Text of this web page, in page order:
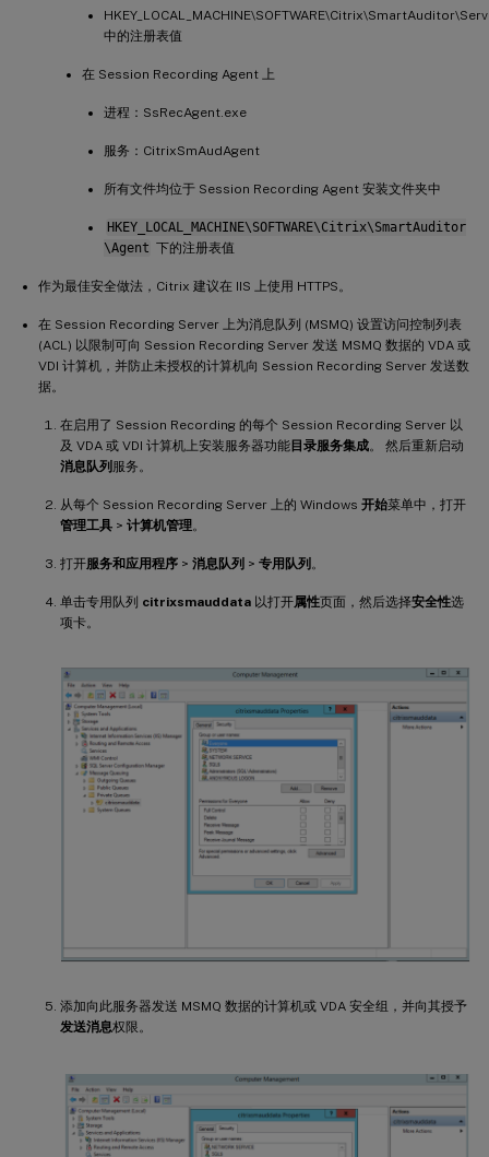
中的注册表值
在 Session Recording Agent 上
进程：SsRecAgent.exe
服务：CitrixSmAudAgent
所有文件均位于 Session Recording Agent 安装文件夹中
HKEY_LOCAL_MACHINE\SOFTWARE\Citrix\SmartAuditor
\Agent 下的注册表值
作为最佳安全做法，Citrix 建议在 IIS 上使用 HTTPS。
在 Session Recording Server 上为消息队列 (MSMQ) 设置访问控制列表
(ACL) 以限制可向 Session Recording Server 发送 MSMQ 数据的 VDA 或
VDI 计算机，并防止未授权的计算机向 Session Recording Server 发送数
据。
在启用了 Session Recording 的每个 Session Recording Server 以
及 VDA 或 VDI 计算机上安装服务器功能目录服务集成。 然后重新启动
消息队列 服务。
从每个 Session Recording Server 上的 Windows 开始菜单中，打开
管理工具 > 计算机管理。
打开服务和应用程序 > 消息队列 > 专用队列 。
单击专用队列 citrixsmauddata 以打开属性页面，然后选择安全性选
项卡。
添加向此服务器发送 MSMQ 数据的计算机或 VDA 安全组，并向其授予
发送消息权限。